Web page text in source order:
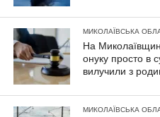
МИКОЛАЇВСЬКА
На
онуку просто в
вилучили з
МИКОЛАЇВСЬКА